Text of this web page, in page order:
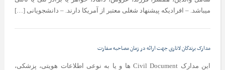
میباشد. – افراديكه پيشنهاد شغلى معتبر از آمريكا دارند. – دانشجويانى […]
مدارک برندگان لاتاری جهت ارائه در زمان مصاحبه سفارت
این مدارک Civil Document ها و یا به نوعی اطلاعات هویتی، پزشکی،